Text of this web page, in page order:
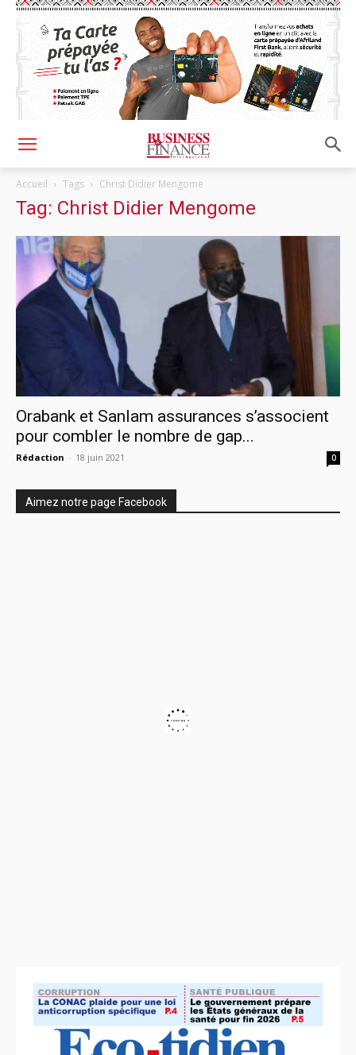
Accueil Tags Christ Didier Mengome
Tag: Christ Didier Mengome
Orabank et Sanlam assurances s’associent
pour combler le nombre de gap...
Rédaction - 18 juin 2021 0
Aimez notre page Facebook